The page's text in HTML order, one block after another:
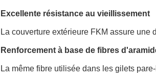
Excellente résistance au vieillissement
La couverture extérieure FKM assure
Renforcement à base de fibres
La même fibre utilisée dans les gilets